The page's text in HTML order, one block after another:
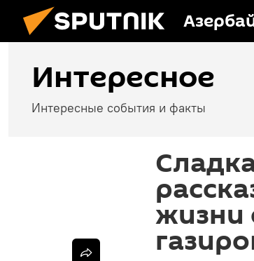
Интересное
Интересные события и факты
жизни